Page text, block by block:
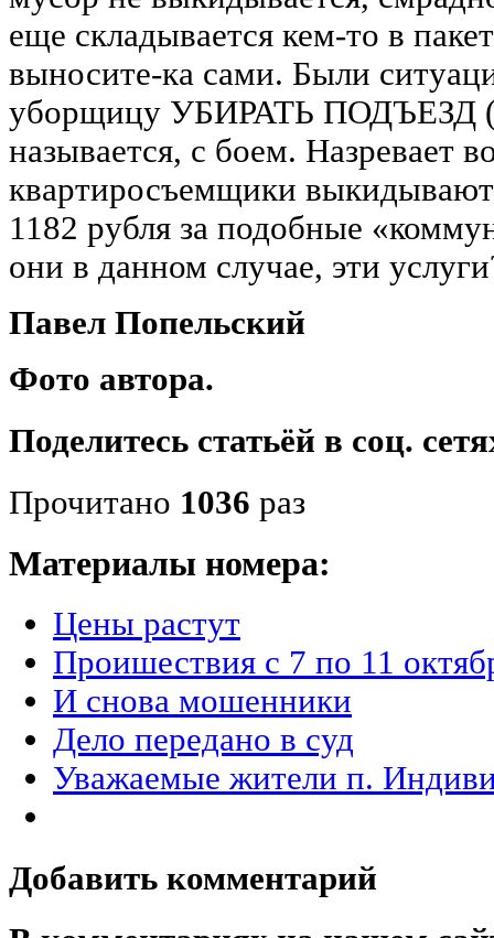
еще складывается кем-то в
выносите-ка сами. Были
уборщицу УБИРАТЬ ПОДЪЕЗД
называется, с боем. Назревает
квартиросъемщики
1182 рубля за подобные
они в данном случае, эти
Павел Попельский
Фото автора.
Поделитесь статьёй в соц.
Прочитано 1036 раз
Материалы номера:
Цены растут
Проишествия с 7 по 11
И снова мошенники
Дело передано в суд
Уважаемые жители п.
Добавить комментарий